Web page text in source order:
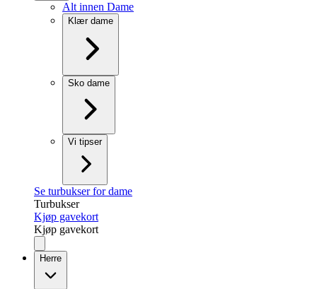
Alt innen Dame
Klær dame
Sko dame
Vi tipser
Se turbukser for dame
Turbukser
Kjøp gavekort
Kjøp gavekort
Herre